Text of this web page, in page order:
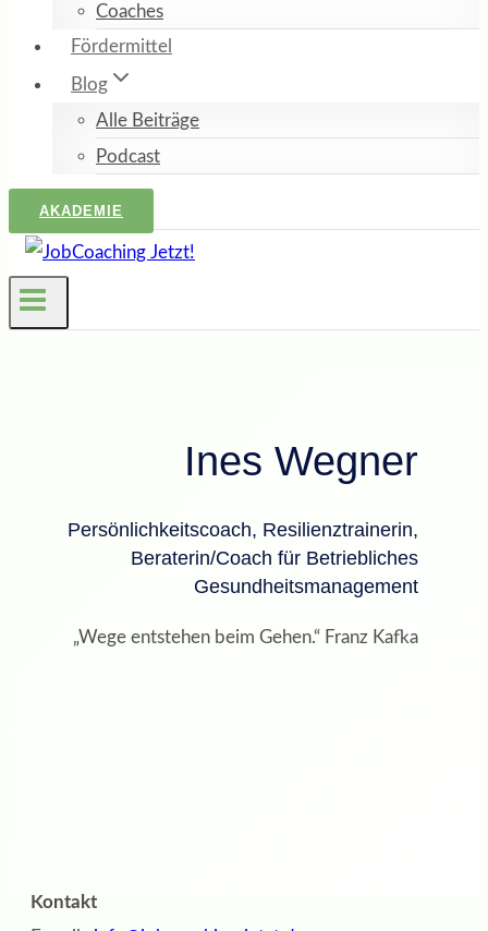
Coaches
Fördermittel
Blog
Alle Beiträge
Podcast
AKADEMIE
Ines Wegner
Persönlichkeitscoach, Resilienztrainerin,
Beraterin/Coach für Betriebliches
Gesundheitsmanagement
„Wege entstehen beim Gehen.“ Franz Kafka
Kontakt